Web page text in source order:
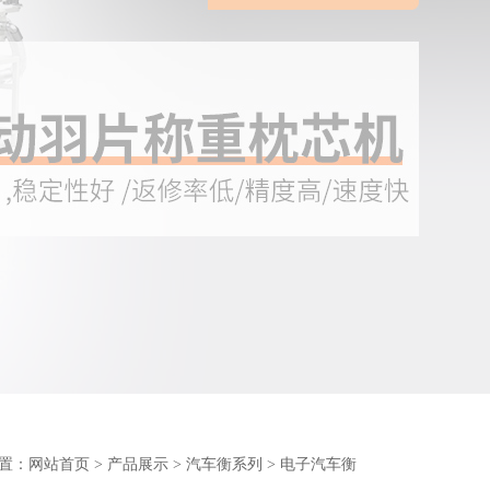
： 网站首页 > 产品展示 > 汽车衡系列 > 电子汽车衡